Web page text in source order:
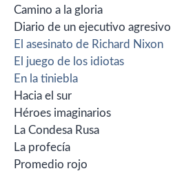
Camino a la gloria
Diario de un ejecutivo agresivo
El asesinato de Richard Nixon
El juego de los idiotas
En la tiniebla
Hacia el sur
Héroes imaginarios
La Condesa Rusa
La profecía
Promedio rojo